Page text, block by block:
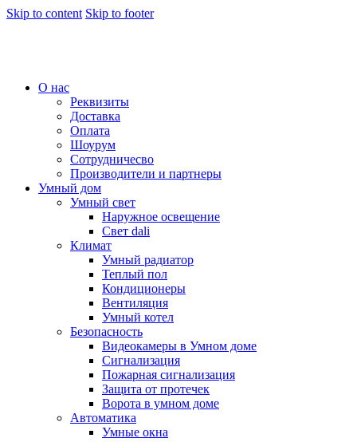
Skip to content Skip to footer
О нас
Реквизиты
Доставка
Оплата
Шоурум
Сотрудничесво
Производители и партнеры
Умный дом
Умный свет
Наружное освещение
Свет dali
Климат
Умный радиатор
Теплый пол
Кондиционеры
Вентиляция
Умный котел
Безопасность
Видеокамеры в Умном доме
Сигнализация
Пожарная сигнализация
Защита от протечек
Ворота в умном доме
Автоматика
Умные окна